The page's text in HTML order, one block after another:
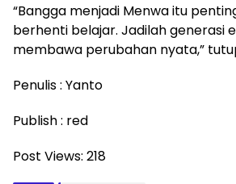
“Bangga menjadi Menwa itu
berhenti belajar. Jadilah generasi
membawa perubahan nyata,”
Penulis : Yanto
Publish : red
Post Views: 218